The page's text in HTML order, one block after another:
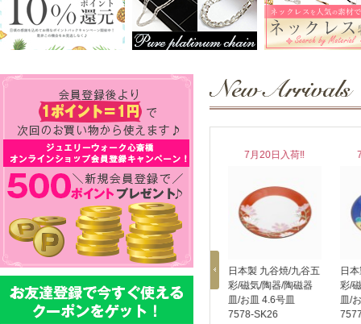
8月1日入荷‼
日本製 印
伝/INDENYA/印傳屋
メガネケース 7640-
7月21日入荷‼
日本製 九谷焼/九谷五
彩/磁気/陶器/陶磁器
皿/お皿 4.6号皿
7579-SK26
7月20日入荷‼
日本製 九谷焼/九谷五
彩/磁気/陶器/陶磁器
皿/お皿 4.6号皿
7578-SK26
日
彩/
皿/